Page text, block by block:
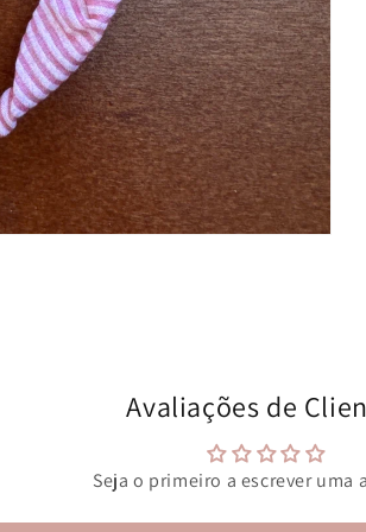
Avaliações de
Seja o primeiro a escrever uma